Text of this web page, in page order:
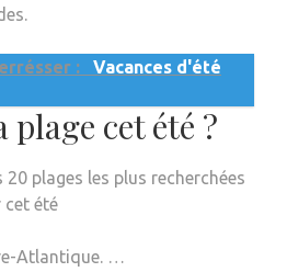
:
Vacances d'été
cet été ?
20 plages les plus recherchées
cet été
Atlantique. …